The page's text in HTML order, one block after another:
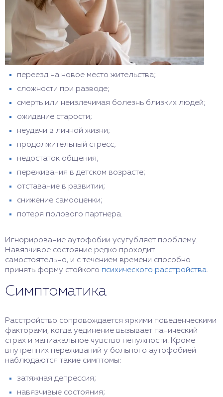
переезд на новое место жительства;
сложности при разводе;
смерть или неизлечимая болезнь близких людей;
ожидание старости;
неудачи в личной жизни;
продолжительный стресс;
недостаток общения;
переживания в детском возрасте;
отставание в развитии;
снижение самооценки;
потеря полового партнера.
Игнорирование аутофобии усугубляет проблему.
Навязчивое состояние редко проходит
самостоятельно, и с течением времени способно
принять форму стойкого психического расстройства.
Симптоматика
Расстройство сопровождается яркими поведенческими
факторами, когда уединение вызывает панический
страх и маниакальное чувство ненужности. Кроме
внутренних переживаний у больного аутофобией
наблюдаются такие симптомы:
затяжная депрессия;
навязчивые состояния;